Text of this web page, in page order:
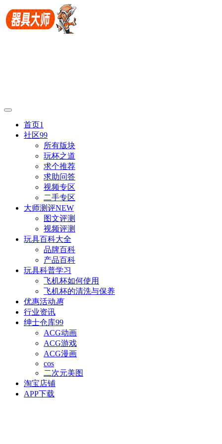
首页1
社区99
所有版块
玩杯之道
求个推荐
求助问答
视频专区
二手专区
大师测评NEW
图文评测
视频评测
玩具百科大全
品牌百科
产品百科
玩具科普学习
飞机杯如何使用
飞机杯的清洗与保养
优惠活动惠
行业资讯
绅士仓库99
ACG动画
ACG游戏
ACG漫画
cos
二次元美图
淘宝店铺
APP下载